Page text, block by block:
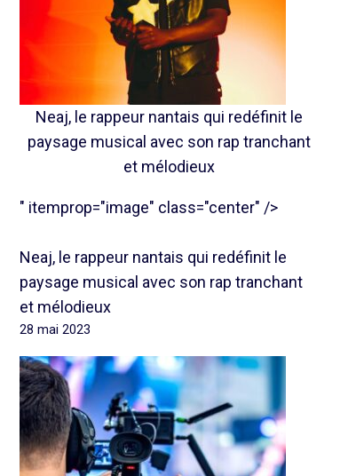
Neaj, le rappeur nantais qui redéfinit le
paysage musical avec son rap tranchant
et mélodieux
" itemprop="image" class="center" />
Neaj, le rappeur nantais qui redéfinit le
paysage musical avec son rap tranchant
et mélodieux
28 mai 2023